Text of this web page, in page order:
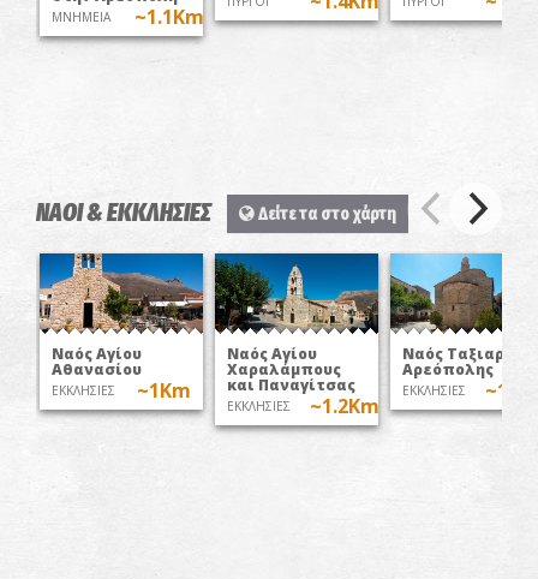
MNHMEIA ~1.1Km
ΝΑΟΙ & ΕΚΚΛΗΣΙΕΣ Δείτε τα στο χάρτη
Ναός Αγίου
Αθανασίου
ΕΚΚΛΗΣΙΕΣ ~1Km
Ναός Αγίου
Χαραλάμπους
και Παναγίτσας
ΕΚΚΛΗΣΙΕΣ ~1.2Km
Ναός Ταξιαρχών
Αρεόπολης
ΕΚΚΛΗΣΙΕΣ